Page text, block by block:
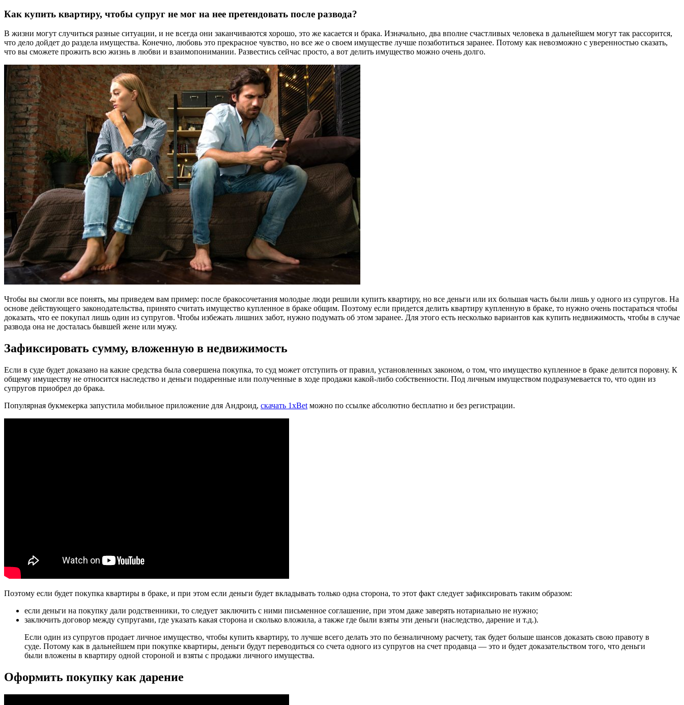
Как купить квартиру, чтобы супруг не мог на нее претендовать после развода?
В жизни могут случиться разные ситуации, и не всегда они заканчиваются хорошо, это же касается и брака. Изначально, два вполне счастливых человека в дальнейшем могут так рассорится,
что дело дойдет до раздела имущества. Конечно, любовь это прекрасное чувство, но все же о своем имуществе лучше позаботиться заранее. Потому как невозможно с уверенностью сказать,
что вы сможете прожить всю жизнь в любви и взаимопонимании. Развестись сейчас просто, а вот делить имущество можно очень долго.
Чтобы вы смогли все понять, мы приведем вам пример: после бракосочетания молодые люди решили купить квартиру, но все деньги или их большая часть были лишь у одного из супругов. На
основе действующего законодательства, принято считать имущество купленное в браке общим. Поэтому если придется делить квартиру купленную в браке, то нужно очень постараться чтобы
доказать, что ее покупал лишь один из супругов. Чтобы избежать лишних забот, нужно подумать об этом заранее. Для этого есть несколько вариантов как купить недвижимость, чтобы в случае
развода она не досталась бывшей жене или мужу.
Зафиксировать сумму, вложенную в недвижимость
Если в суде будет доказано на какие средства была совершена покупка, то суд может отступить от правил, установленных законом, о том, что имущество купленное в браке делится поровну. К
общему имуществу не относится наследство и деньги подаренные или полученные в ходе продажи какой-либо собственности. Под личным имуществом подразумевается то, что один из
супругов приобрел до брака.
Популярная букмекерка запустила мобильное приложение для Андроид, скачать 1xBet можно по ссылке абсолютно бесплатно и без регистрации.
Поэтому если будет покупка квартиры в браке, и при этом если деньги будет вкладывать только одна сторона, то этот факт следует зафиксировать таким образом:
если деньги на покупку дали родственники, то следует заключить с ними письменное соглашение, при этом даже заверять нотариально не нужно;
заключить договор между супругами, где указать какая сторона и сколько вложила, а также где были взяты эти деньги (наследство, дарение и т.д.).
Если один из супругов продает личное имущество, чтобы купить квартиру, то лучше всего делать это по безналичному расчету, так будет больше шансов доказать свою правоту в
суде. Потому как в дальнейшем при покупке квартиры, деньги будут переводиться со счета одного из супругов на счет продавца — это и будет доказательством того, что деньги
были вложены в квартиру одной стороной и взяты с продажи личного имущества.
Оформить покупку как дарение